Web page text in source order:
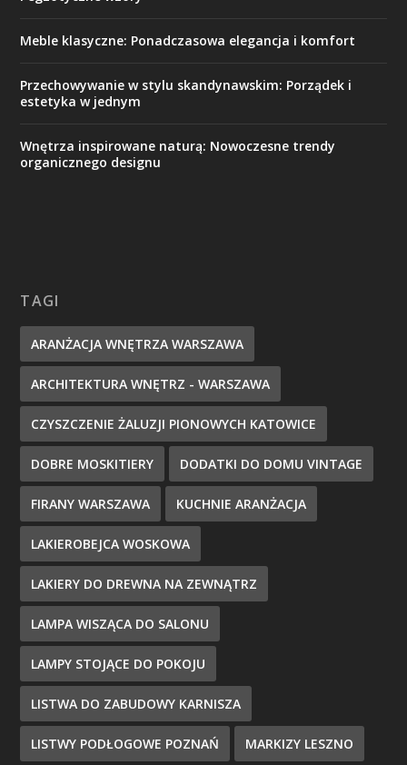
Meble klasyczne: Ponadczasowa elegancja i komfort
Przechowywanie w stylu skandynawskim: Porządek i
estetyka w jednym
Wnętrza inspirowane naturą: Nowoczesne trendy
organicznego designu
TAGI
ARANŻACJA WNĘTRZA WARSZAWA
ARCHITEKTURA WNĘTRZ - WARSZAWA
CZYSZCZENIE ŻALUZJI PIONOWYCH KATOWICE
DOBRE MOSKITIERY DODATKI DO DOMU VINTAGE
FIRANY WARSZAWA KUCHNIE ARANŻACJA
LAKIEROBEJCA WOSKOWA
LAKIERY DO DREWNA NA ZEWNĄTRZ
LAMPA WISZĄCA DO SALONU
LAMPY STOJĄCE DO POKOJU
LISTWA DO ZABUDOWY KARNISZA
LISTWY PODŁOGOWE POZNAŃ MARKIZY LESZNO